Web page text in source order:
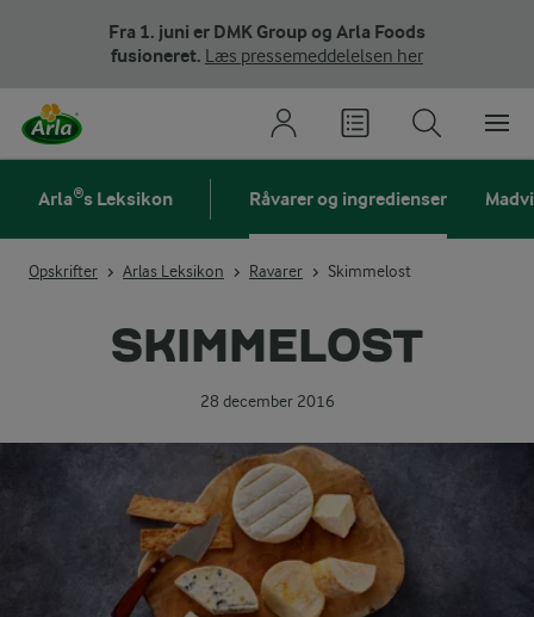
Fra 1. juni er DMK Group og Arla Foods
fusioneret. Læs pressemeddelelsen her
Arla®s Leksikon Råvarer og ingredienser
Opskrifter Arlas Leksikon Ravarer Skimmelost
SKIMMELOST
28 december 2016